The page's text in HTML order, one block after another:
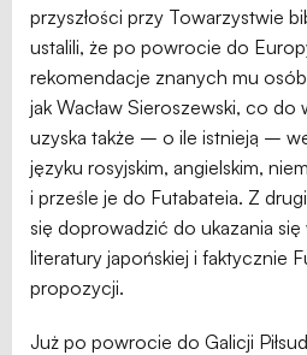
przyszłości przy Towarzystwie
ustalili, że po powrocie do
rekomendacje znanych mu
jak Wacław Sieroszewski, co
uzyska także – o ile istnieją –
języku rosyjskim, angielskim,
i prześle je do Futabateia. Z
się doprowadzić do ukazania
literatury japońskiej i faktycznie
propozycji.
Już po powrocie do Galicji